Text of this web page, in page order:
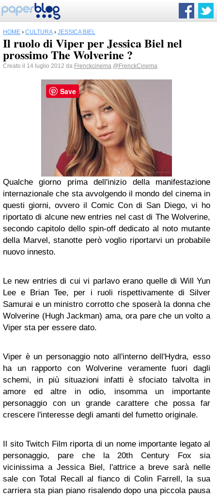
HOME › CULTURA › JESSICA BIEL
Il ruolo di Viper per Jessica Biel nel
prossimo The Wolverine ?
Creato il 14 luglio 2012 da Frenckcinema @FrenckCinema
Qualche giorno prima dell'inizio della manifestazione
internazionale che sta avvolgendo il mondo del cinema in
questi giorni, ovvero il Comic Con di San Diego, vi ho
riportato di alcune new entries nel cast di The Wolverine,
secondo capitolo dello spin-off dedicato al noto mutante
della Marvel, stanotte però voglio riportarvi un probabile
nuovo innesto.
Le new entries di cui vi parlavo erano quelle di Will Yun
Lee e Brian Tee, per i ruoli rispettivamente di Silver
Samurai e un ministro corrotto che sposerà la donna che
Wolverine (Hugh Jackman) ama, ora pare che un volto a
Viper sta per essere dato.
Viper è un personaggio noto all'interno dell'Hydra, esso
ha un rapporto con Wolverine veramente fuori dagli
schemi, in più situazioni infatti è sfociato talvolta in
amore ed altre in odio, insomma un importante
personaggio con un grande carattere che possa far
crescere l'interesse degli amanti del fumetto originale.
Il sito Twitch Film riporta di un nome importante legato al
personaggio, pare che la 20th Century Fox sia
vicinissima a Jessica Biel, l'attrice a breve sarà nelle
sale con Total Recall al fianco di Colin Farrell, la sua
carriera sta pian piano risalendo dopo una piccola pausa
Save